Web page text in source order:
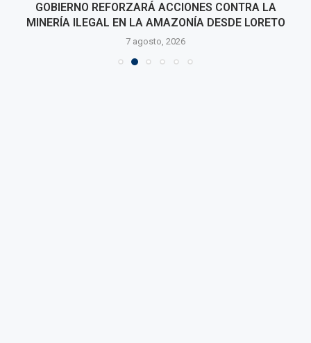
GOBIERNO REFORZARÁ ACCIONES CONTRA LA
MINERÍA ILEGAL EN LA AMAZONÍA DESDE LORETO
7 agosto, 2026